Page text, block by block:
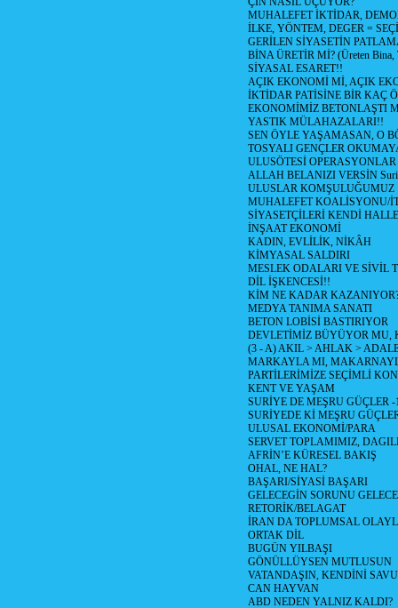
MUHALEFET İKTİDAR,
İLKE, YÖNTEM, DEGER =
GERİLEN SİYASETİN
BİNA ÜRETİR Mİ? (Üreten Bina,
SİYASAL ESARET!!
AÇIK EKONOMİ Mİ, AÇIK
İKTİDAR PATİSİNE BİR KAÇ
EKONOMİMİZ BETONLAŞTI
YASTIK MÜLAHAZALARI!!
SEN ÖYLE YAŞAMASAN, O
TOSYALI GENÇLER
ULUSÖTESİ OPERASYONLAR
ALLAH BELANIZI VERSİN
ULUSLAR KOMŞULUĞUMUZ
MUHALEFET KOALİSYONU/
SİYASETÇİLERİ KENDİ
İNŞAAT EKONOMİ
KADIN, EVLİLİK, NİKÂH
KİMYASAL SALDIRI
MESLEK ODALARI VE SİVİL
DİL İŞKENCESİ!!
KİM NE KADAR
MEDYA TANIMA SANATI
BETON LOBİSİ BASTIRIYOR
DEVLETİMİZ BÜYÜYOR MU,
(3 - A) AKIL > AHLAK >
MARKAYLA MI,
PARTİLERİMİZE SEÇİMLİ
KENT VE YAŞAM
SURİYE DE MEŞRU GÜÇLER -
SURİYEDE Kİ MEŞRU
ULUSAL EKONOMİ/PARA
SERVET TOPLAMIMIZ,
AFRİN’E KÜRESEL BAKIŞ
OHAL, NE HAL?
BAŞARI/SİYASİ BAŞARI
GELECEGİN SORUNU
RETORİK/BELAGAT
İRAN DA TOPLUMSAL
ORTAK DİL
BUGÜN YILBAŞI
GÖNÜLLÜYSEN MUTLUSUN
VATANDAŞIN, KENDİNİ
CAN HAYVAN
ABD NEDEN YALNIZ KALDI?